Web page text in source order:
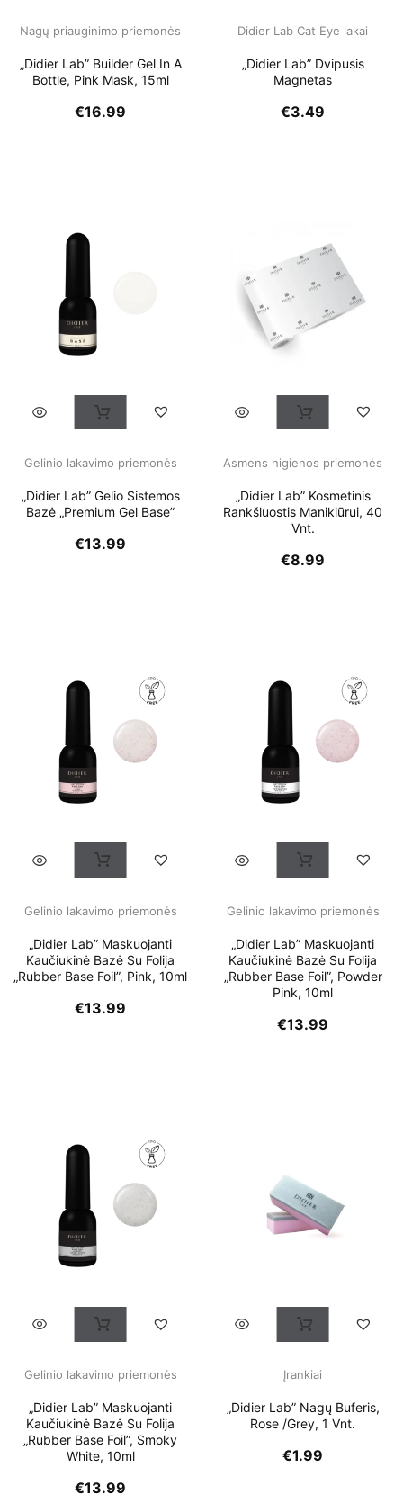
Nagų priauginimo priemonės
„Didier Lab” Builder Gel In A
Bottle, Pink Mask, 15ml
€16.99
Didier Lab Cat Eye lakai
„Didier Lab” Dvipusis
Magnetas
€3.49
Gelinio lakavimo priemonės
„Didier Lab” Gelio Sistemos
Bazė „Premium Gel Base”
€13.99
Asmens higienos priemonės
„Didier Lab” Kosmetinis
Rankšluostis Manikiūrui, 40
Vnt.
€8.99
Gelinio lakavimo priemonės
„Didier Lab” Maskuojanti
Kaučiukinė Bazė Su Folija
„Rubber Base Foil”, Pink, 10ml
€13.99
Gelinio lakavimo priemonės
„Didier Lab” Maskuojanti
Kaučiukinė Bazė Su Folija
„Rubber Base Foil”, Powder
Pink, 10ml
€13.99
Gelinio lakavimo priemonės
„Didier Lab” Maskuojanti
Kaučiukinė Bazė Su Folija
„Rubber Base Foil”, Smoky
White, 10ml
€13.99
Įrankiai
„Didier Lab” Nagų Buferis,
Rose /grey, 1 Vnt.
€1.99